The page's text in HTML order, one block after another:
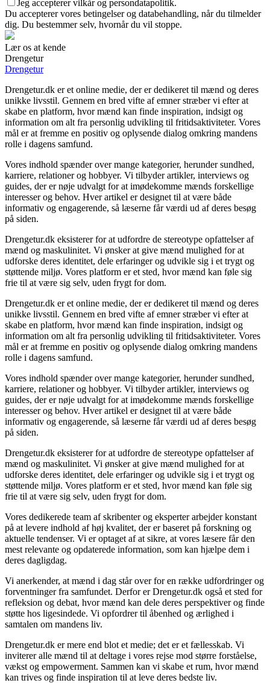
Jeg accepterer vilkår og persondatapolitik.
Du accepterer vores betingelser og databehandling, når du tilmelder
dig. Du bestemmer selv, hvornår du vil stoppe.
Lær os at kende
Drengetur
Drengetur
Drengetur.dk er et online medie, der er dedikeret til mænd og deres
unikke livsstil. Gennem en bred vifte af emner stræber vi efter at
skabe en platform, hvor mænd kan finde inspiration, indsigt og
information om alt fra personlig udvikling til fritidsaktiviteter. Vores
mål er at fremme en positiv og oplysende dialog omkring mandens
rolle i dagens samfund.
Vores indhold spænder over mange kategorier, herunder sundhed,
karriere, relationer og hobbyer. Vi tilbyder artikler, interviews og
guides, der er nøje udvalgt for at imødekomme mænds forskellige
interesser og behov. Hver artikel er designet til at være både
informativ og engagerende, så læserne får værdi ud af deres besøg
på siden.
Drengetur.dk eksisterer for at udfordre de stereotype opfattelser af
mænd og maskulinitet. Vi ønsker at give mænd mulighed for at
udforske deres identitet, dele erfaringer og udvikle sig i et trygt og
støttende miljø. Vores platform er et sted, hvor mænd kan føle sig
frie til at være sig selv, uden frygt for dom.
Drengetur.dk er et online medie, der er dedikeret til mænd og deres
unikke livsstil. Gennem en bred vifte af emner stræber vi efter at
skabe en platform, hvor mænd kan finde inspiration, indsigt og
information om alt fra personlig udvikling til fritidsaktiviteter. Vores
mål er at fremme en positiv og oplysende dialog omkring mandens
rolle i dagens samfund.
Vores indhold spænder over mange kategorier, herunder sundhed,
karriere, relationer og hobbyer. Vi tilbyder artikler, interviews og
guides, der er nøje udvalgt for at imødekomme mænds forskellige
interesser og behov. Hver artikel er designet til at være både
informativ og engagerende, så læserne får værdi ud af deres besøg
på siden.
Drengetur.dk eksisterer for at udfordre de stereotype opfattelser af
mænd og maskulinitet. Vi ønsker at give mænd mulighed for at
udforske deres identitet, dele erfaringer og udvikle sig i et trygt og
støttende miljø. Vores platform er et sted, hvor mænd kan føle sig
frie til at være sig selv, uden frygt for dom.
Vores dedikerede team af skribenter og eksperter arbejder konstant
på at levere indhold af høj kvalitet, der er baseret på forskning og
aktuelle tendenser. Vi er optaget af at sikre, at vores læsere får den
mest relevante og opdaterede information, som kan hjælpe dem i
deres dagligdag.
Vi anerkender, at mænd i dag står over for en række udfordringer og
forventninger fra samfundet. Derfor er Drengetur.dk også et sted for
refleksion og debat, hvor mænd kan dele deres perspektiver og finde
støtte hos ligesindede. Vi opfordrer til åbenhed og ærlighed i
samtalen om mandens liv.
Drengetur.dk er mere end blot et medie; det er et fællesskab. Vi
inviterer alle mænd til at deltage i vores rejse mod større forståelse,
vækst og empowerment. Sammen kan vi skabe et rum, hvor mænd
kan trives og finde inspiration til at leve deres bedste liv.